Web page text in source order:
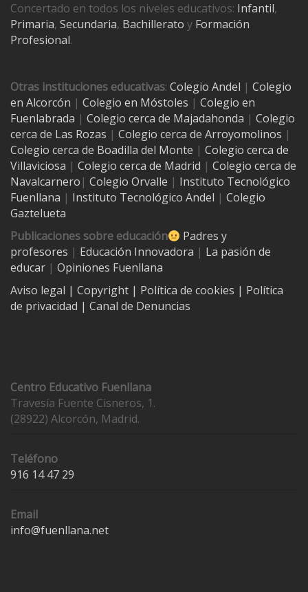
Concertado en todos los niveles educativos: Infantil,
Primaria, Secundaria, Bachillerato y Formación
Profesional.
Otras instituciones educativas: Colegio Andel | Colegio
en Alcorcón | Colegio en Móstoles | Colegio en
Fuenlabrada | Colegio cerca de Majadahonda | Colegio
cerca de Las Rozas | Colegio cerca de Arroyomolinos |
Colegio cerca de Boadilla del Monte | Colegio cerca de
Villaviciosa | Colegio cerca de Madrid | Colegio cerca de
Navalcarnero | Colegio Orvalle | Instituto Tecnológico
Fuenllana | Instituto Tecnológico Andel | Colegio
Gaztelueta
Publicaciones sobre educación
Padres y
profesores | Educación Innovadora | La pasión de
educar | Opiniones Fuenllana
Aviso legal | Copyright | Política de cookies | Política
de privacidad | Canal de Denuncias
Centro Educativo Fuenllana
Travesía Fuente Cisneros, 1.
(28922) Alcorcón, Madrid.
Teléfono
916 14 47 29
Email
info@fuenllana.net